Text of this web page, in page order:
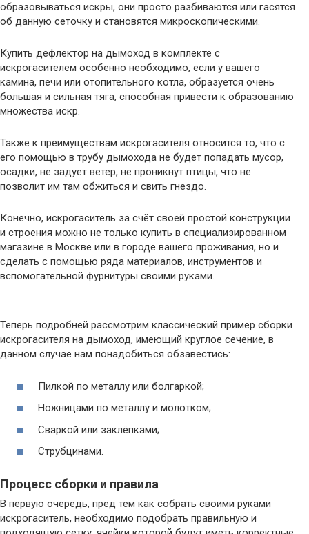
образовываться искры, они просто разбиваются или гасятся
об данную сеточку и становятся микроскопическими.
Купить дефлектор на дымоход в комплекте с
искрогасителем особенно необходимо, если у вашего
камина, печи или отопительного котла, образуется очень
большая и сильная тяга, способная привести к образованию
множества искр.
Также к преимуществам искрогасителя относится то, что с
его помощью в трубу дымохода не будет попадать мусор,
осадки, не задует ветер, не проникнут птицы, что не
позволит им там обжиться и свить гнездо.
Конечно, искрогаситель за счёт своей простой конструкции
и строения можно не только купить в специализированном
магазине в Москве или в городе вашего проживания, но и
сделать с помощью ряда материалов, инструментов и
вспомогательной фурнитуры своими руками.
Теперь подробней рассмотрим классический пример сборки
искрогасителя на дымоход, имеющий круглое сечение, в
данном случае нам понадобиться обзавестись:
Пилкой по металлу или болгаркой;
Ножницами по металлу и молотком;
Сваркой или заклёпками;
Струбцинами.
Процесс сборки и правила
В первую очередь, пред тем как собрать своими руками
искрогаситель, необходимо подобрать правильную и